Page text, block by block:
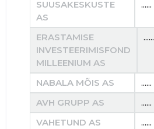
SUUSAKESKUSTE
AS
......
ERASTAMISE
INVESTEERIMISFOND
MILLEENIUM AS
......
NABALA MÕIS AS ......
AVH GRUPP AS
......
VAHETUND AS
......